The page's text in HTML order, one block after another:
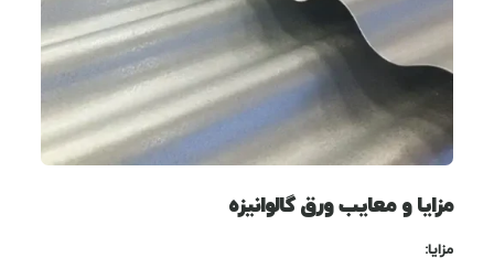
مزایا و معایب ورق گالوانیزه
مزایا: